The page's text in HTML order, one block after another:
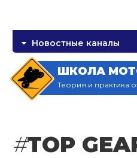
Новостные каналы
ШКОЛА
Теория и практика
#TOP